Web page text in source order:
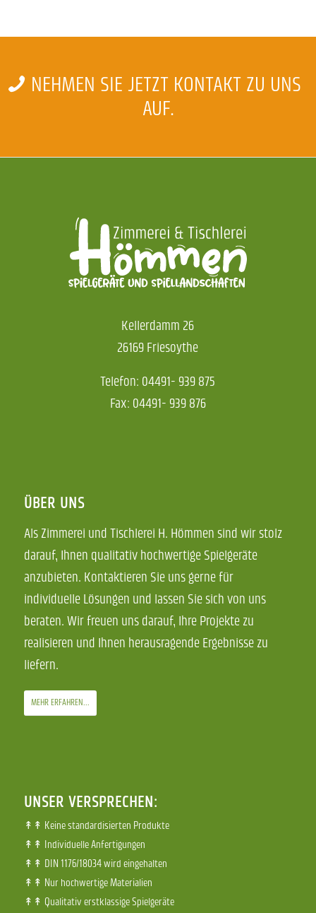
NEHMEN SIE JETZT KONTAKT ZU UNS
AUF.
Kellerdamm 26
26169 Friesoythe
Telefon: 04491- 939 875
Fax: 04491- 939 876
ÜBER UNS
Als Zimmerei und Tischlerei H. Hömmen sind wir stolz
darauf, Ihnen qualitativ hochwertige Spielgeräte
anzubieten. Kontaktieren Sie uns gerne für
individuelle Lösungen und lassen Sie sich von uns
beraten. Wir freuen uns darauf, Ihre Projekte zu
realisieren und Ihnen herausragende Ergebnisse zu
liefern.
MEHR ERFAHREN...
UNSER VERSPRECHEN:
↟↟ Keine standardisierten Produkte
↟↟ Individuelle Anfertigungen
↟↟ DIN 1176/18034 wird eingehalten
↟↟ Nur hochwertige Materialien
↟↟ Qualitativ erstklassige Spielgeräte